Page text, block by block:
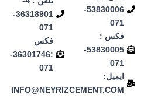
53830006-
071
فکس :
53830005-
071
ایمیل:
INFO@NEYRIZCEMENT.COM
36318901-
071
فکس
:36301746-
071